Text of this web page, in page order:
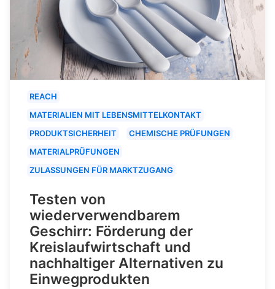
REACH
MATERIALIEN MIT LEBENSMITTELKONTAKT
PRODUKTSICHERHEIT
CHEMISCHE PRÜFUNGEN
MATERIALPRÜFUNGEN
ZULASSUNGEN FÜR MARKTZUGANG
Testen von
wiederverwendbarem
Geschirr: Förderung der
Kreislaufwirtschaft und
nachhaltiger Alternativen zu
Einwegprodukten